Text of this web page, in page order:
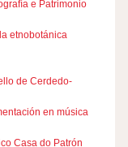
e Patrimonio
etnobotánica
de Cerdedo-
en música
Casa do Patrón